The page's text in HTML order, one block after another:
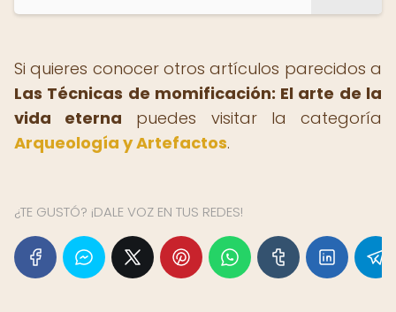
Si quieres conocer otros artículos parecidos a
Las Técnicas de momificación: El arte de la
vida eterna puedes visitar la categoría
Arqueología y Artefactos.
¿TE GUSTÓ? ¡DALE VOZ EN TUS REDES!